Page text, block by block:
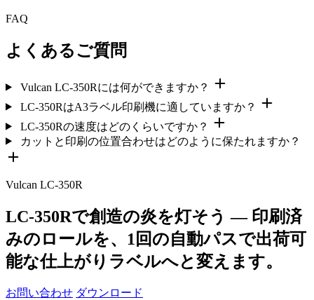
FAQ
よくあるご質問
Vulcan LC-350Rには何ができますか？
LC-350RはA3ラベル印刷機に適していますか？
LC-350Rの速度はどのくらいですか？
カットと印刷の位置合わせはどのように保たれますか？
Vulcan LC-350R
LC-350Rで創造の炎を灯そう — 印刷済
みのロールを、1回の自動パスで出荷可
能な仕上がりラベルへと変えます。
お問い合わせ ダウンロード